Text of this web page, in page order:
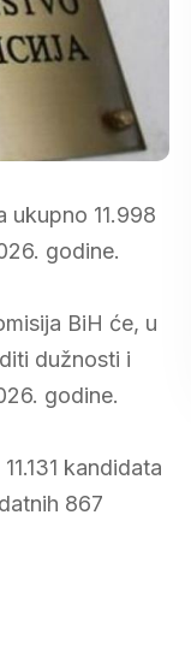
ukupno 11.998
godine.
BiH će, u
dužnosti i
godine.
kandidata
867